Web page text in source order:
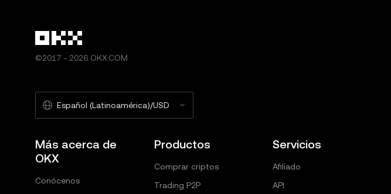
©2017 - 2026 OKX.COM
Español (Latinoamérica)/USD
Más acerca de
OKX
Conócenos
Productos
Comprar criptos
Trading P2P
Servicios
Afiliado
API